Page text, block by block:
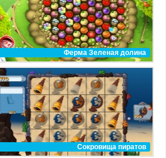
Ферма Зеленая долина
Сокровища пиратов